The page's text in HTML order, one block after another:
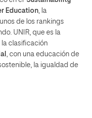
Education, la
de los rankings
UNIR, que es la
la clasificación
, con una educación de
la igualdad de